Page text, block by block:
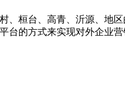
、桓台、高青、沂源、地
的方式来实现对外企业